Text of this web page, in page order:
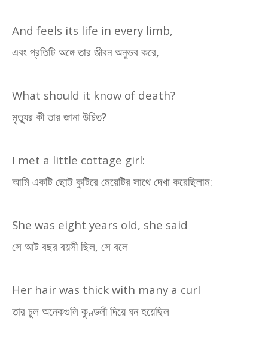
And feels its life in every limb,
এবং প্রতিটি অঙ্গে তার জীবন অনুভব করে,
What should it know of death?
মৃত্যুর কী তার জানা উচিত?
I met a little cottage girl:
আমি একটি ছোট্ট কুটিরে মেয়েটির সাথে দেখা করেছিলাম:
She was eight years old, she said
সে আট বছর বয়সী ছিল, সে বলে
Her hair was thick with many a curl
তার চুল অনেকগুলি কুণ্ডলী দিয়ে ঘন হয়েছিল